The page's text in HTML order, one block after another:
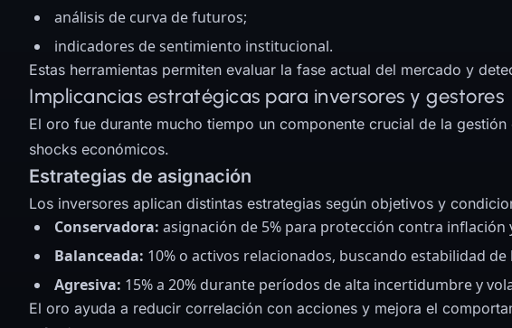
análisis de curva de futuros;
indicadores de sentimiento institucional.
Estas herramientas permiten evaluar la fase actual del mercado y
Implicancias estratégicas para inversores y gestores
El oro fue durante mucho tiempo un componente crucial de la
shocks económicos.
Estrategias de asignación
Los inversores aplican distintas estrategias según objetivos y
Conservadora: asignación de 5% para protección contra inflación
Balanceada: 10% o activos relacionados, buscando estabilidad de
Agresiva: 15% a 20% durante períodos de alta incertidumbre y
El oro ayuda a reducir correlación con acciones y mejora el